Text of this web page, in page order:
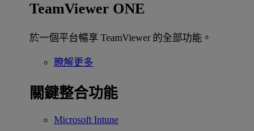
TeamViewer ONE
於一個平台暢享 TeamViewer 的全部功能。
瞭解更多
關鍵整合功能
Microsoft Intune